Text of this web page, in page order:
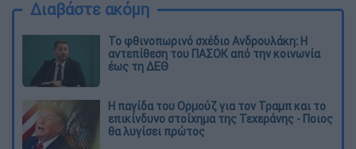
Διαβάστε ακόμη
Το φθινοπωρινό σχέδιο Ανδρουλάκη: Η
αντεπίθεση του ΠΑΣΟΚ από την κοινωνία
έως τη ΔΕΘ
Η παγίδα του Ορμούζ για τον Τραμπ και το
επικίνδυνο στοίχημα της Τεχεράνης - Ποιος
θα λυγίσει πρώτος